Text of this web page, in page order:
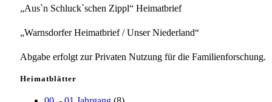
„Aus`n Schluck`schen Zippl“ Heimatbrief
„Warnsdorfer Heimatbrief / Unser Niederland“
Abgabe erfolgt zur Privaten Nutzung für die Familienforschung.
Heimatblätter